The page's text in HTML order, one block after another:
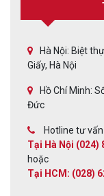
Hà Nội: Biệt
Giấy, Hà Nội
Hồ Chí Minh:
Đức
Hotline tư
Tại Hà Nội (024)
hoặc
Tại HCM: (028)